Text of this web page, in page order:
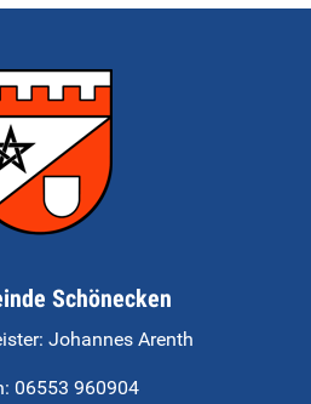
Schönecken
Johannes Arenth
06553 960904